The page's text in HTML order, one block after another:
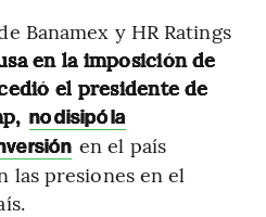
Banamex y HR Ratings
en la imposición de
el presidente de
no disipó la
en el país
las presiones en el